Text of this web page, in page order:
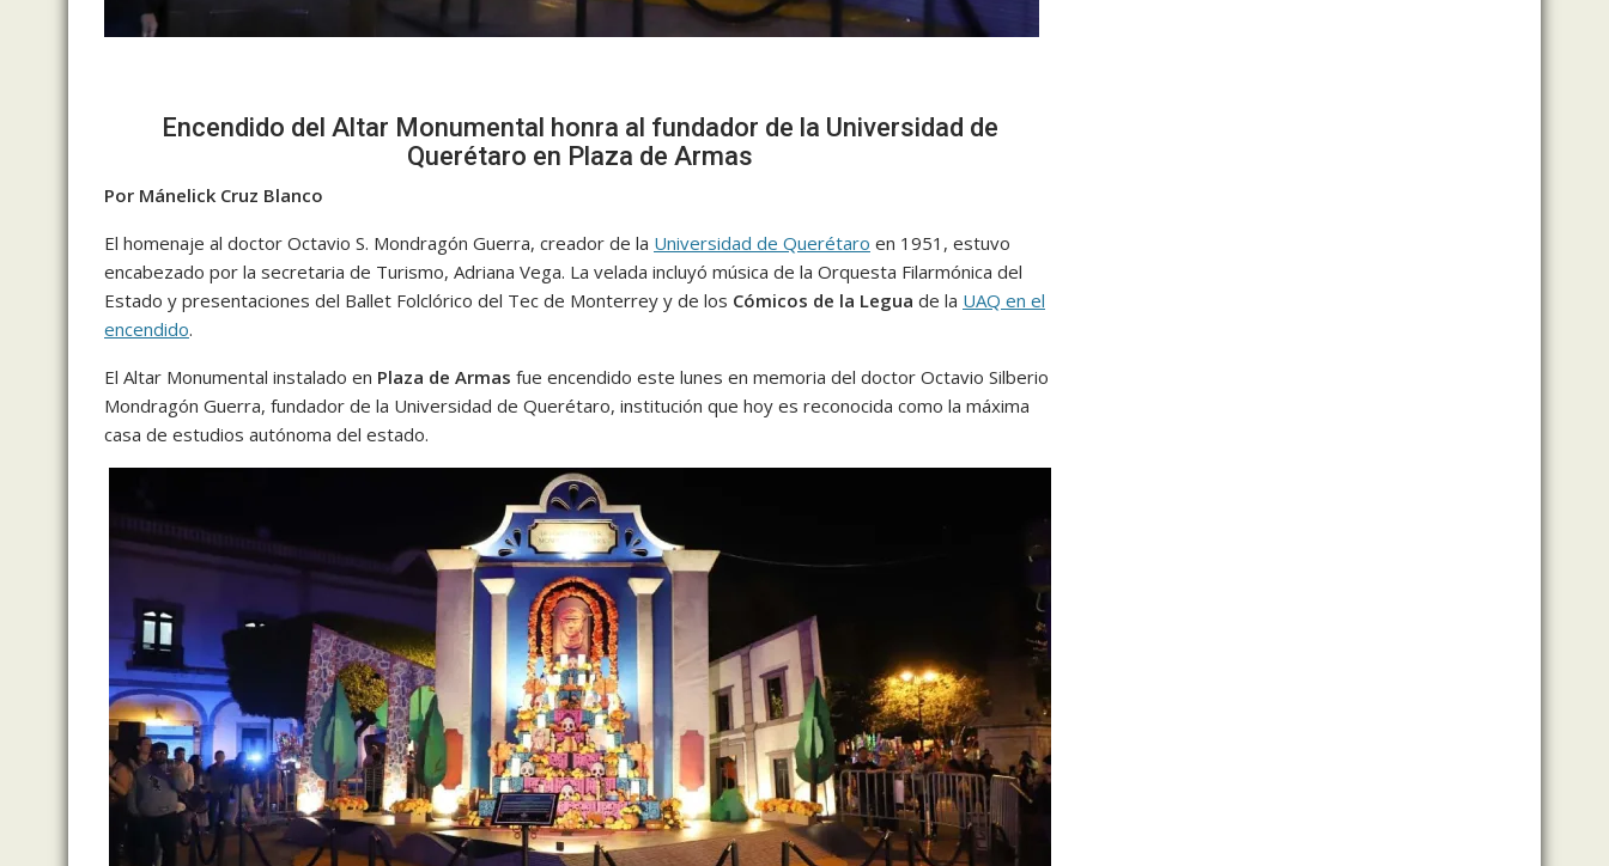
Encendido del Altar Monumental honra al fundador de la Universidad de
Querétaro en Plaza de Armas
Por Mánelick Cruz Blanco
El homenaje al doctor Octavio S. Mondragón Guerra, creador de la Universidad de Querétaro en 1951, estuvo
encabezado por la secretaria de Turismo, Adriana Vega. La velada incluyó música de la Orquesta Filarmónica del
Estado y presentaciones del Ballet Folclórico del Tec de Monterrey y de los Cómicos de la Legua de la UAQ en el
encendido.
El Altar Monumental instalado en Plaza de Armas fue encendido este lunes en memoria del doctor Octavio Silberio
Mondragón Guerra, fundador de la Universidad de Querétaro, institución que hoy es reconocida como la máxima
casa de estudios autónoma del estado.